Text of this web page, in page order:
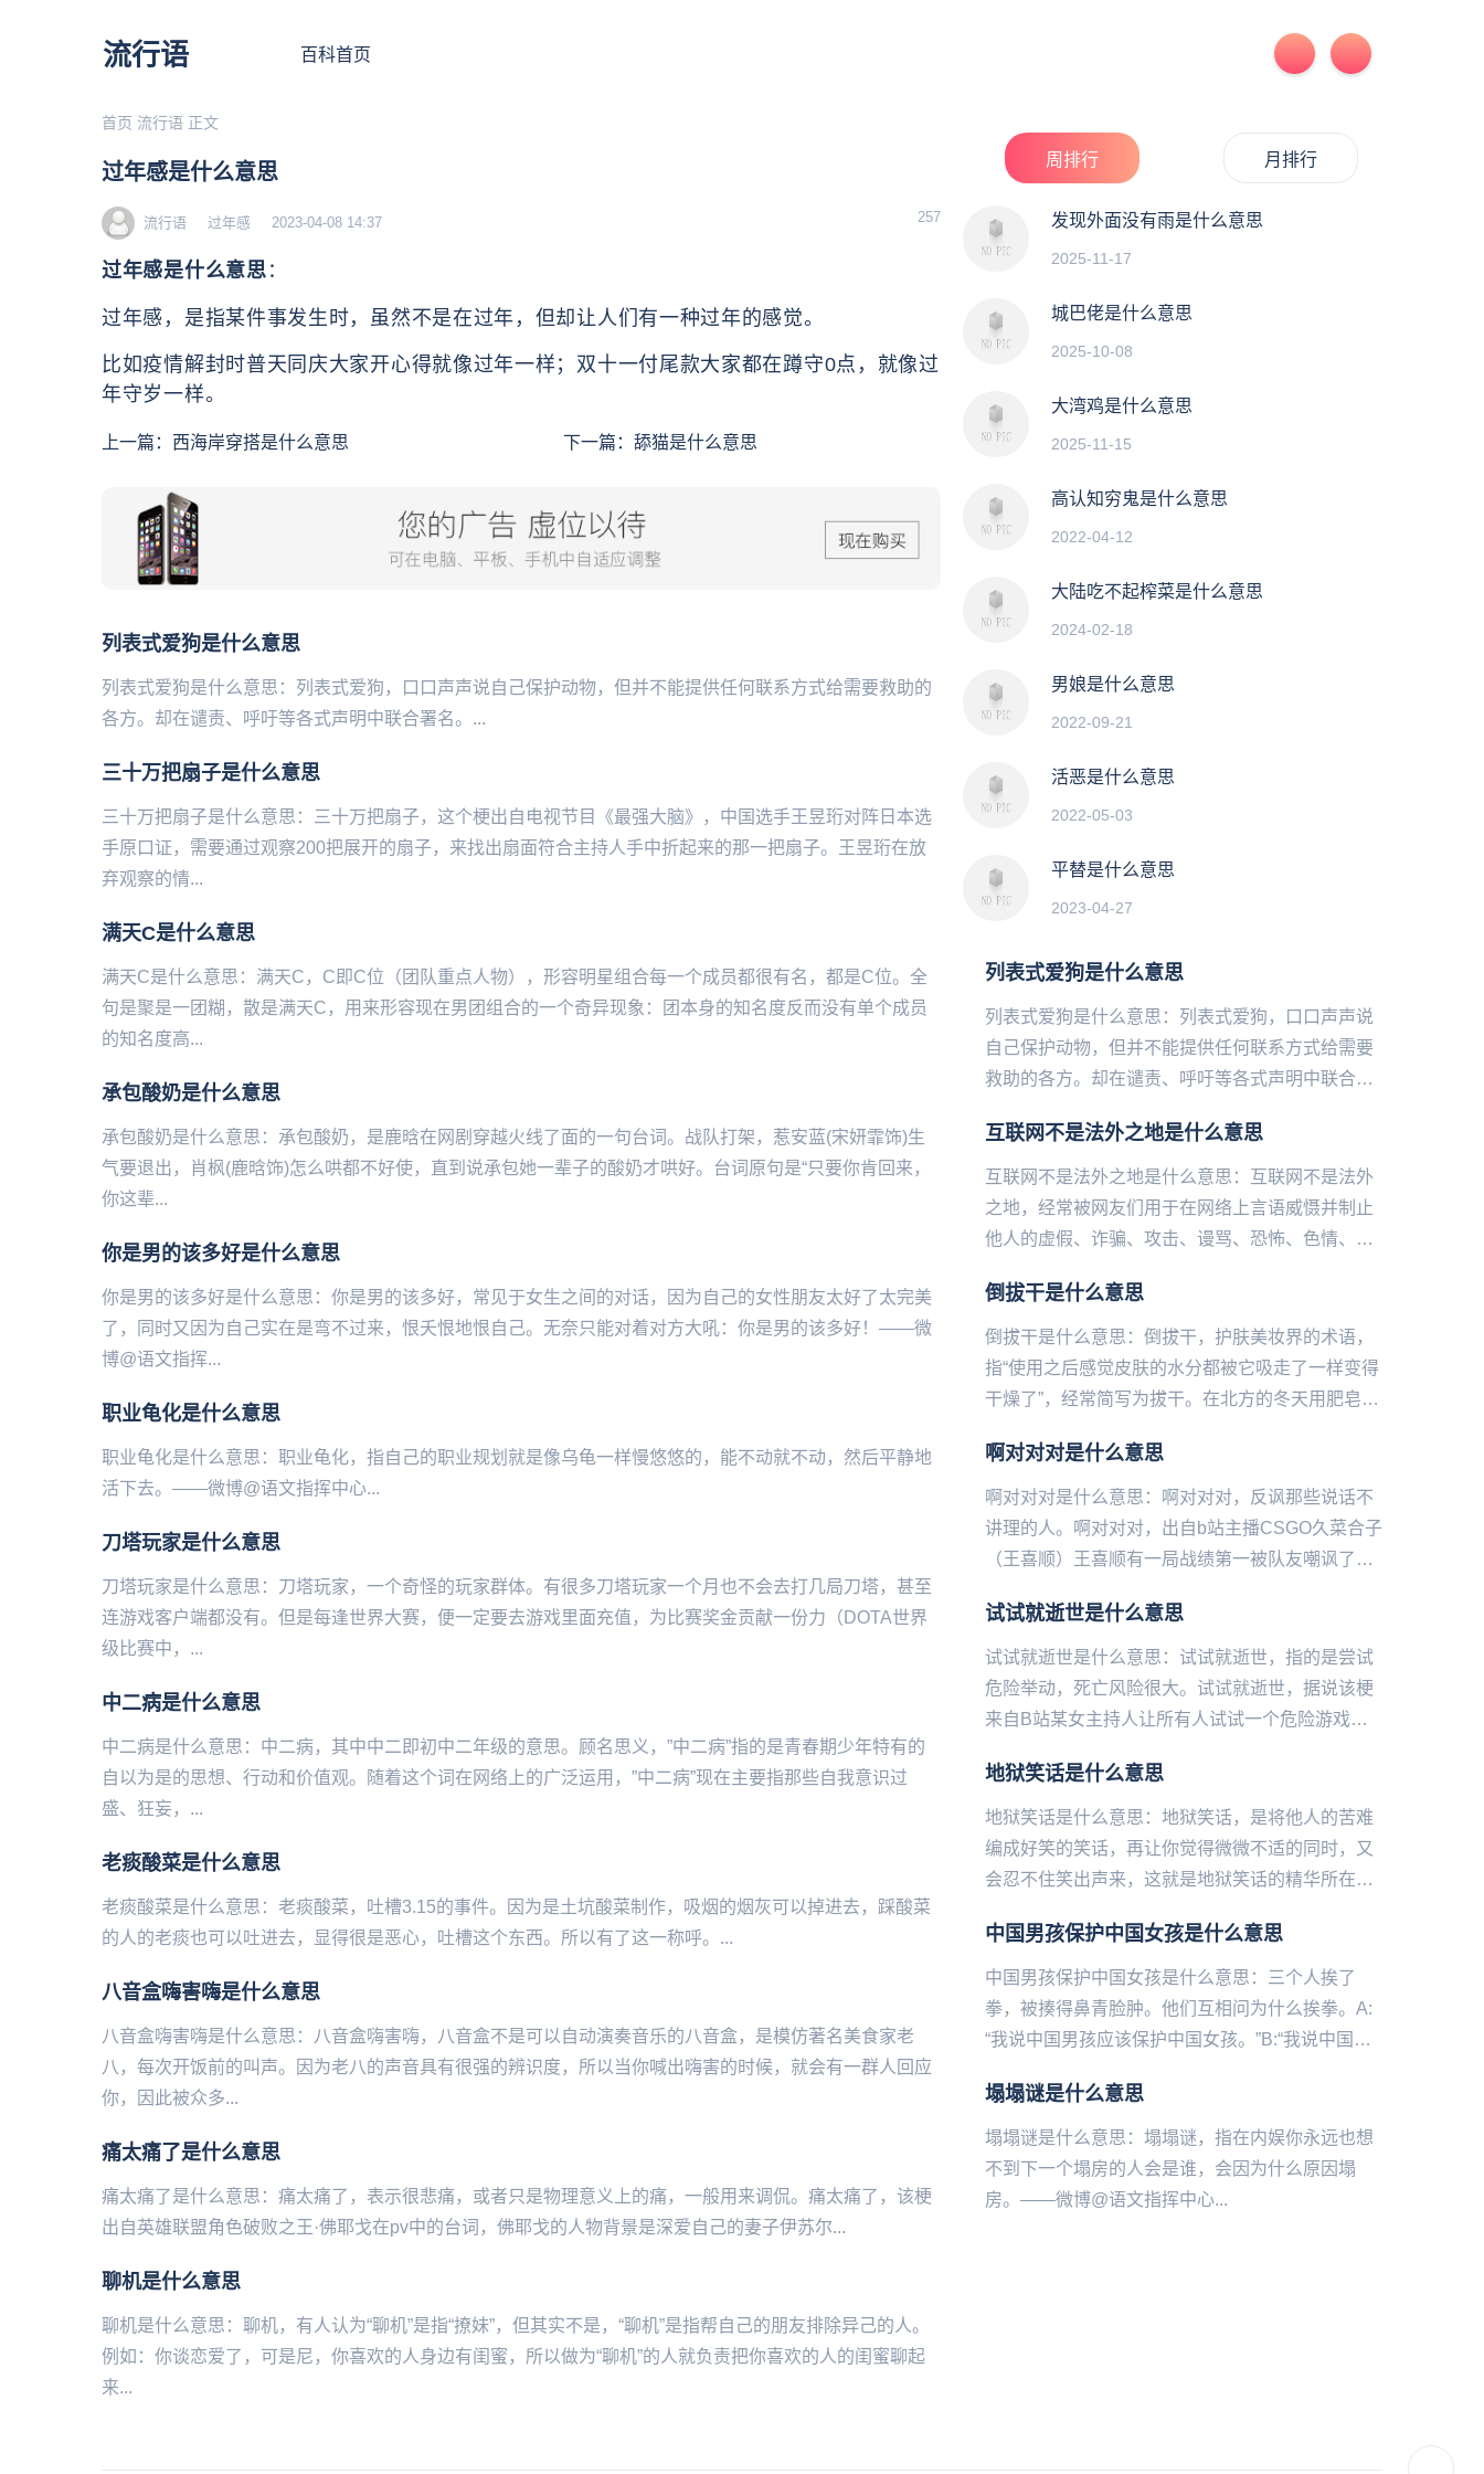
流行语 百科首页
首页 流行语 正文
过年感是什么意思
流行语 过年感 2023-04-08 14:37 257
过年感是什么意思 ：
过年感，是指‌‌‌‌‌‌‌‌‌‌‌‌某件事发生时，虽然不是在过年，但却让人们有一种过年的感觉。
比如疫情解封时普天同庆大家开心得就像过年一样；双十一付尾款大家都在蹲守0点，就像过
年守岁一样。
上一篇： 西海岸穿搭是什么意思 下一篇： 舔猫是什么意思
列表式爱狗是什么意思
列表式爱狗是什么意思：列表式爱狗，口口声声说自己保护动物，但并不能提供任何联系方式给需要救助的
各方。却在谴责、呼吁等各式声明中联合署名。...
三十万把扇子是什么意思
三十万把扇子是什么意思：三十万把扇子，这个梗出自电视节目《最强大脑》，中国选手王昱珩对阵日本选
手原口证，需要通过观察200把展开的扇子，来找出扇面符合主持人手中折起来的那一把扇子。王昱珩在放
弃观察的情...
满天C是什么意思
满天C是什么意思：满天C，C即C位（团队重点人物），形容明星组合每一个成员都很有名，都是C位。全
句是聚是一团糊，散是满天C，用来形容现在男团组合的一个奇异现象：团本身的知名度反而没有单个成员
的知名度高...
承包酸奶是什么意思
承包酸奶是什么意思：承包酸奶，是鹿晗在网剧穿越火线了面的一句台词。战队打架，惹安蓝(宋妍霏饰)生
气要退出，肖枫(鹿晗饰)怎么哄都不好使，直到说承包她一辈子的酸奶才哄好。台词原句是“只要你肯回来，
你这辈...
你是男的该多好是什么意思
你是男的该多好是什么意思：你是男的该多好，常见于女生之间的对话，因为自己的女性朋友太好了太完美
了，同时又因为自己实在是弯不过来，恨夭恨地恨自己。无奈只能对着对方大吼：你是男的该多好！——微
博@语文指挥...
职业龟化是什么意思
职业龟化是什么意思：职业龟化，指自己的职业规划就是像乌龟一样慢悠悠的，能不动就不动，然后平静地
活下去。——微博@语文指挥中心...
刀塔玩家是什么意思
刀塔玩家是什么意思：刀塔玩家，一个奇怪的玩家群体。有很多刀塔玩家一个月也不会去打几局刀塔，甚至
连游戏客户端都没有。但是每逢世界大赛，便一定要去游戏里面充值，为比赛奖金贡献一份力（DOTA世界
级比赛中，...
中二病是什么意思
中二病是什么意思：中二病，其中中二即初中二年级的意思。顾名思义，”中二病”指的是青春期少年特有的
自以为是的思想、行动和价值观。随着这个词在网络上的广泛运用，”中二病”现在主要指那些自我意识过
盛、狂妄，...
老痰酸菜是什么意思
老痰酸菜是什么意思：老痰酸菜，吐槽‌‌‌‌‌3.15的事件。因为是土坑酸菜制作，吸烟的烟灰可以掉进去，踩酸菜
的人的老痰也可以吐进去，显得很是恶心，吐槽这个东西。所以有了这一称呼。...
八音盒嗨害嗨是什么意思
八音盒嗨害嗨是什么意思：八音盒嗨害嗨，八音盒不是可以自动演奏音乐的八音盒，是模仿著名美食家老
八，每次开饭前的叫声。因为老八的声音具有很强的辨识度，所以当你喊出嗨害的时候，就会有一群人回应
你，因此被众多...
痛太痛了是什么意思
痛太痛了是什么意思：痛太痛了，表示很悲痛‌‌‌‌‌‌‌‌‌‌，或者只是物理意义上的痛，一般用来调侃。痛太痛了，该梗
出自英雄联盟角色破败之王·佛耶戈在pv中的台词，佛耶戈的人物背景是深爱自己的妻子伊苏尔...
聊机是什么意思
聊机是什么意思：聊机，有人认为“聊机”是指“撩妹”，但其实不是，“聊机”是指帮自己的朋友排除异己的人。
例如：你谈恋爱了，可是尼，你喜欢的人身边有闺蜜，所以做为“聊机”的人就负责把你喜欢的人的闺蜜聊起
来...
周排行 月排行
发现外面没有雨是什么意思
2025-11-17
城巴佬是什么意思
2025-10-08
大湾鸡是什么意思
2025-11-15
高认知穷鬼是什么意思
2022-04-12
大陆吃不起榨菜是什么意思
2024-02-18
男娘是什么意思
2022-09-21
活恶是什么意思
2022-05-03
平替是什么意思
2023-04-27
列表式爱狗是什么意思
列表式爱狗是什么意思：列表式爱狗，口口声声说
自己保护动物，但并不能提供任何联系方式给需要
救助的各方。却在谴责、呼吁等各式声明中联合署
互联网不是法外之地是什么意思
互联网不是法外之地是什么意思：互联网不是法外
之地，经常被网友们用于在网络上言语威慑并制止
他人的虚假、诈骗、攻击、谩骂、恐怖、色情、暴
或机构发言时，表达网友们...
倒拔干是什么意思
倒拔干是什么意思：倒拔干，护肤美妆界的术语，
指“使用之后感觉皮肤的水分都被它吸走了一样变得
干燥了”，经常简写为拔干。在北方的冬天用肥皂洗
常是酒精、皂基或...
啊对对对是什么意思
啊对对对是什么意思：啊对对对，反‌‌‌‌‌‌‌‌‌‌‌讽那些说话不
讲理的人。啊对对对，出自b站主播CSGO久菜合子
（王喜顺）王喜顺有一局战绩第一被队友嘲讽了几
试试就逝世是什么意思
试试就逝世是什么意思：试试就逝世，指的是尝试
危险举动，死亡风险很大。试试就逝世，据说该梗
来自B站某女主持人让所有人试试一个危险游戏，
试就逝世，被网友、媒体...
地狱笑话是什么意思
地狱笑话是什么意思：地狱笑话，是将他人的苦难
编成好笑的笑话，再让你觉得微微不适的同时，又
会忍不住笑出声来，这就是地狱笑话的精华所在，
“巨大的不适感”，这也...
中国男孩保护中国女孩是什么意思
中国男孩保护中国女孩是什么意思：三个人挨了
拳，被揍得鼻青脸肿。他们互相问为什么挨拳。A:
“我说中国男孩应该保护中国女孩。”B:“我说中国男
塌塌谜是什么意思
塌塌谜是什么意思：塌塌谜，指在内娱你永远也想
不到下一个塌房的人会是谁，会因为什么原因塌
房。——微博@语文指挥中心...